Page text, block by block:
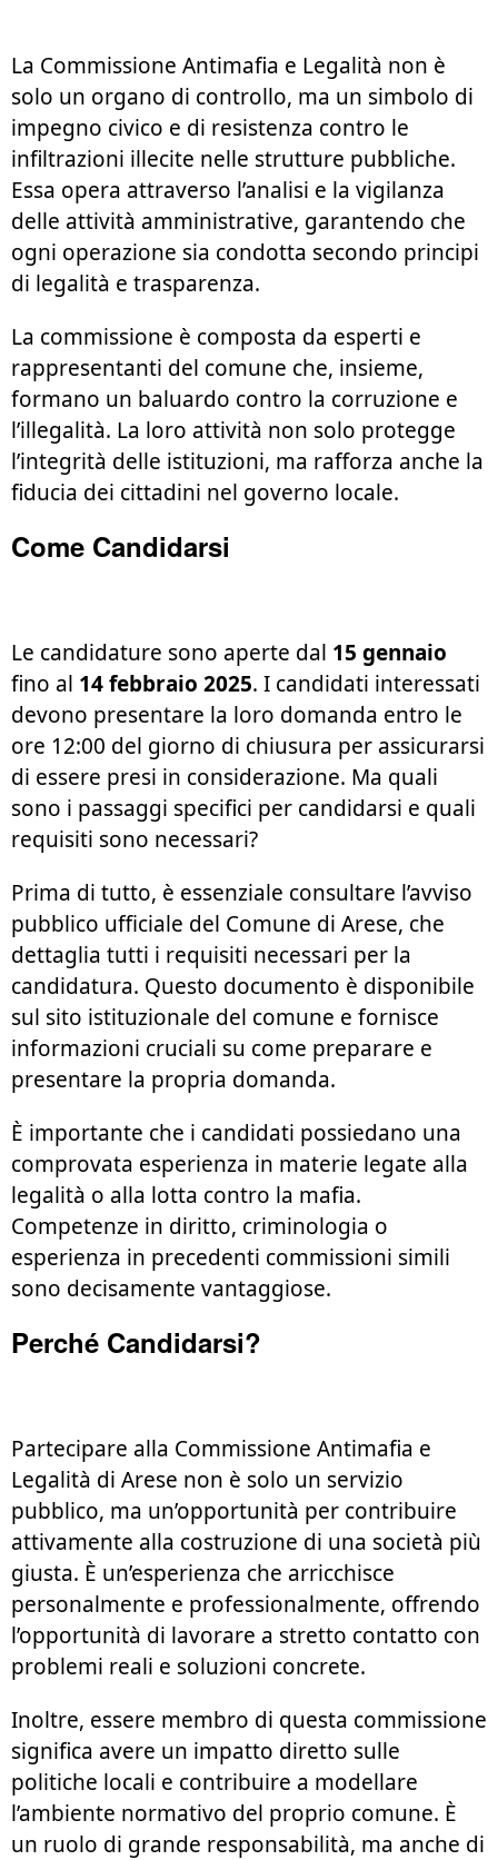
La Commissione Antimafia e Legalità non è
solo un organo di controllo, ma un simbolo di
impegno civico e di resistenza contro le
infiltrazioni illecite nelle strutture pubbliche.
Essa opera attraverso l’analisi e la vigilanza
delle attività amministrative, garantendo che
ogni operazione sia condotta secondo principi
di legalità e trasparenza.
La commissione è composta da esperti e
rappresentanti del comune che, insieme,
formano un baluardo contro la corruzione e
l’illegalità. La loro attività non solo protegge
l’integrità delle istituzioni, ma rafforza anche la
fiducia dei cittadini nel governo locale.
Come Candidarsi
Le candidature sono aperte dal 15 gennaio
fino al 14 febbraio 2025. I candidati interessati
devono presentare la loro domanda entro le
ore 12:00 del giorno di chiusura per assicurarsi
di essere presi in considerazione. Ma quali
sono i passaggi specifici per candidarsi e quali
requisiti sono necessari?
Prima di tutto, è essenziale consultare l’avviso
pubblico ufficiale del Comune di Arese, che
dettaglia tutti i requisiti necessari per la
candidatura. Questo documento è disponibile
sul sito istituzionale del comune e fornisce
informazioni cruciali su come preparare e
presentare la propria domanda.
È importante che i candidati possiedano una
comprovata esperienza in materie legate alla
legalità o alla lotta contro la mafia.
Competenze in diritto, criminologia o
esperienza in precedenti commissioni simili
sono decisamente vantaggiose.
Perché Candidarsi?
Partecipare alla Commissione Antimafia e
Legalità di Arese non è solo un servizio
pubblico, ma un’opportunità per contribuire
attivamente alla costruzione di una società più
giusta. È un’esperienza che arricchisce
personalmente e professionalmente, offrendo
l’opportunità di lavorare a stretto contatto con
problemi reali e soluzioni concrete.
Inoltre, essere membro di questa commissione
significa avere un impatto diretto sulle
politiche locali e contribuire a modellare
l’ambiente normativo del proprio comune. È
un ruolo di grande responsabilità, ma anche di